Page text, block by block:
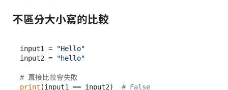
不區分大小寫的比較
input1 =
"Hello"
input2 =
"hello"
# 直接比較會失敗
print (input1 == input2) # False